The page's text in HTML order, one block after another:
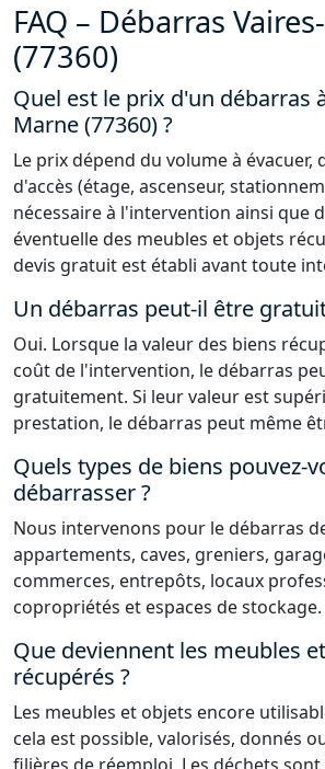
FAQ – Débarras
(77360)
Quel est le prix d'un débarras
Marne (77360) ?
Le prix dépend du volume à évacuer,
d'accès (étage, ascenseur,
nécessaire à l'intervention ainsi que
éventuelle des meubles et objets
devis gratuit est établi avant toute
Un débarras peut-il être
Oui. Lorsque la valeur des biens
coût de l'intervention, le débarras
gratuitement. Si leur valeur est
prestation, le débarras peut même
Quels types de biens pouvez-
débarrasser ?
Nous intervenons pour le débarras
appartements, caves, greniers,
commerces, entrepôts, locaux
copropriétés et espaces de stockage.
Que deviennent les meubles
récupérés ?
Les meubles et objets encore
cela est possible, valorisés, donnés